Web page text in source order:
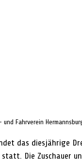
und Fahrverein
findet das diesjährige
Die Zuschauer